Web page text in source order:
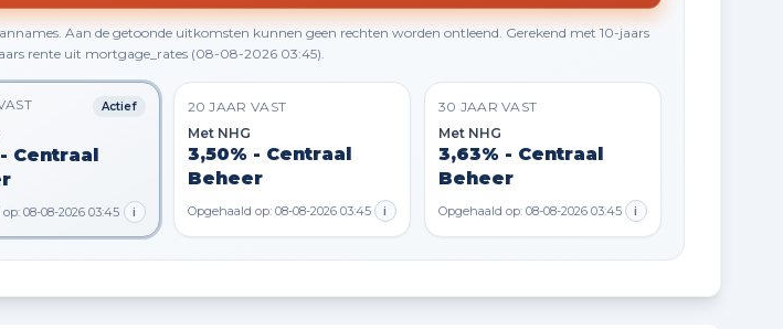
Aan de getoonde uitkomsten kunnen geen rechten worden ontleend. Gerekend met 10-jaars
rente uit mortgage_rates (08-08-2026 03:45).
Actief
Centraal
08-08-2026 03:45 i
20 JAAR VAST
Met NHG
3,50% - Centraal
Beheer
Opgehaald op: 08-08-2026 03:45 i
30 JAAR VAST
Met NHG
3,63% - Centraal
Beheer
Opgehaald op: 08-08-2026 03:45 i